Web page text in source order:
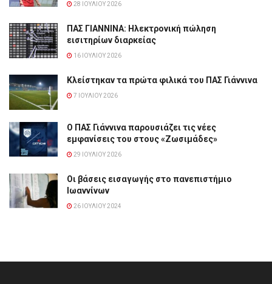
28 ΙΟΥΛΊΟΥ 2026
ΠΑΣ ΓΙΑΝΝΙΝΑ: Hλεκτρονική πώληση
εισιτηρίων διαρκείας
16 ΙΟΥΛΊΟΥ 2026
Κλείστηκαν τα πρώτα φιλικά του ΠΑΣ Γιάννινα
7 ΙΟΥΛΊΟΥ 2026
Ο ΠΑΣ Γιάννινα παρουσιάζει τις νέες
εμφανίσεις του στους «Ζωσιμάδες»
29 ΙΟΥΛΊΟΥ 2026
Οι βάσεις εισαγωγής στο πανεπιστήμιο
Ιωαννίνων
26 ΙΟΥΛΊΟΥ 2024